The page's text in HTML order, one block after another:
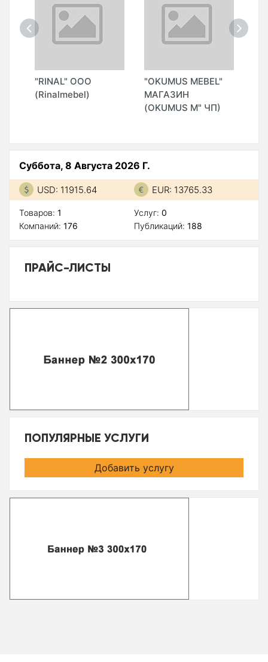
"RINAL" ООО
(Rinalmebel)
"OKUMUS MEBEL"
МАГАЗИН
(OKUMUS M" ЧП)
Суббота, 8 Августа 2026 Г.
USD: 11915.64 EUR: 13765.33
Товаров: 1
Компаний: 176
Услуг: 0
Публикаций: 188
ПРАЙС-ЛИСТЫ
ПОПУЛЯРНЫЕ УСЛУГИ
Добавить услугу